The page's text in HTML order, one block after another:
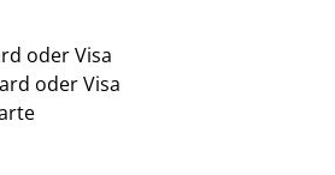
oder Visa
oder Visa